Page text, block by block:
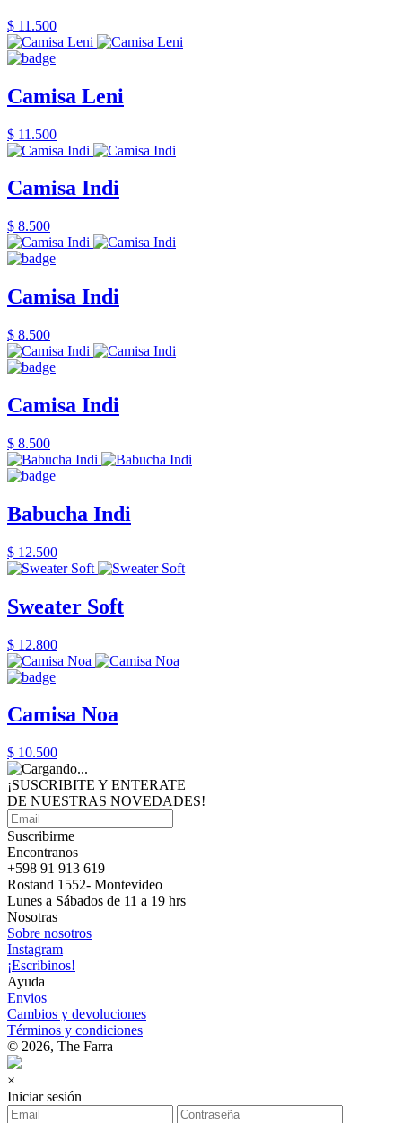
$ 11.500
Camisa Leni
$ 11.500
Camisa Indi
$ 8.500
Camisa Indi
$ 8.500
Camisa Indi
$ 8.500
Babucha Indi
$ 12.500
Sweater Soft
$ 12.800
Camisa Noa
$ 10.500
¡SUSCRIBITE Y ENTERATE
DE NUESTRAS NOVEDADES!
Suscribirme
Encontranos
+598 91 913 619
Rostand 1552- Montevideo
Lunes a Sábados de 11 a 19 hrs
Nosotras
Sobre nosotros
Instagram
¡Escribinos!
Ayuda
Envios
Cambios y devoluciones
Términos y condiciones
© 2026, The Farra
×
Iniciar sesión